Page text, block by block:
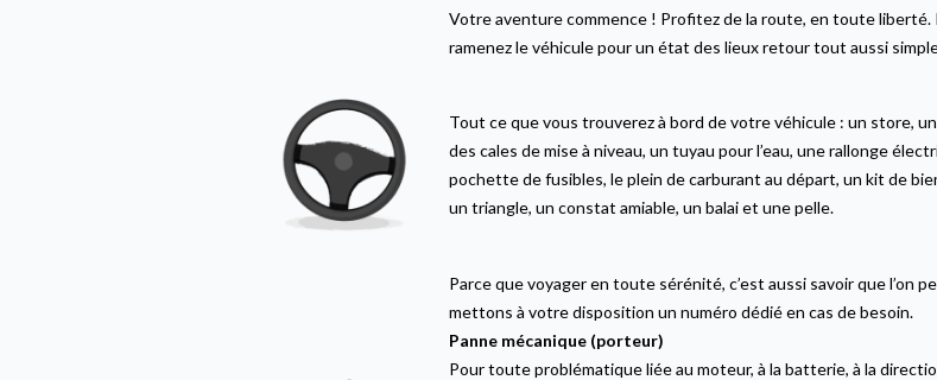
Votre aventure commence ! Profitez de la route, en toute liberté.
ramenez le véhicule pour un état des lieux retour tout aussi
Tout ce que vous trouverez à bord de votre véhicule : un store,
des cales de mise à niveau, un tuyau pour l’eau, une rallonge
pochette de fusibles, le plein de carburant au départ, un kit de
un triangle, un constat amiable, un balai et une pelle.
Parce que voyager en toute sérénité, c’est aussi savoir que l’on
mettons à votre disposition un numéro dédié en cas de besoin.
Panne mécanique (porteur)
Pour toute problématique liée au moteur, à la batterie, à la